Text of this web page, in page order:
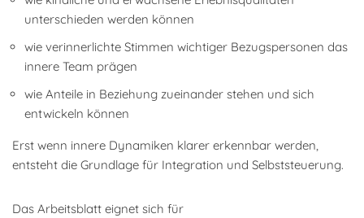
unterschieden werden können
wie verinnerlichte Stimmen wichtiger Bezugspersonen das
innere Team prägen
wie Anteile in Beziehung zueinander stehen und sich
entwickeln können
Erst wenn innere Dynamiken klarer erkennbar werden,
entsteht die Grundlage für Integration und Selbststeuerung.
Das Arbeitsblatt eignet sich für